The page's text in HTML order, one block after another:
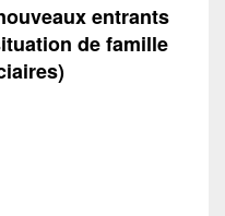
entrants
de famille